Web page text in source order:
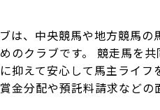
は、中央競馬や地方競馬
のクラブです。 競走馬を
抑えて安心して馬主ライ
金分配や預託料請求など